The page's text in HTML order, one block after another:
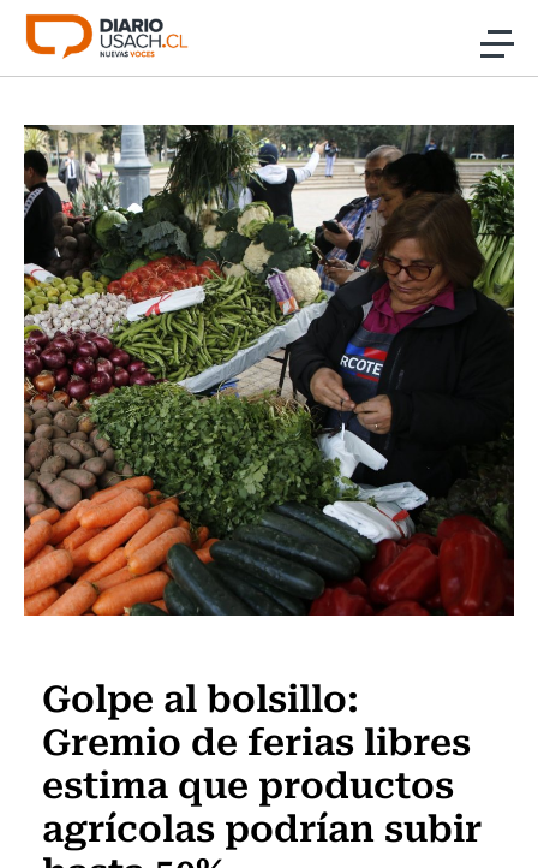
Click acá para ir directamente al contenido
Investigación
Cultura
Programas Radio y TV Usach
Golpe al bolsillo:
Gremio de ferias libres
estima que productos
agrícolas podrían subir